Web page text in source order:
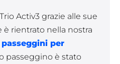
Activ3 grazie alle sue
è rientrato nella nostra
per
passeggino è stato